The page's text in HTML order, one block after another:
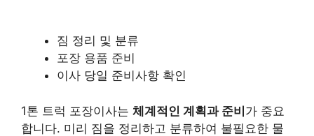
짐 정리 및 분류
포장 용품 준비
이사 당일 준비사항 확인
1톤 트럭 포장이사는 체계적인 계획과 준비가 중요
합니다. 미리 짐을 정리하고 분류하여 불필요한 물